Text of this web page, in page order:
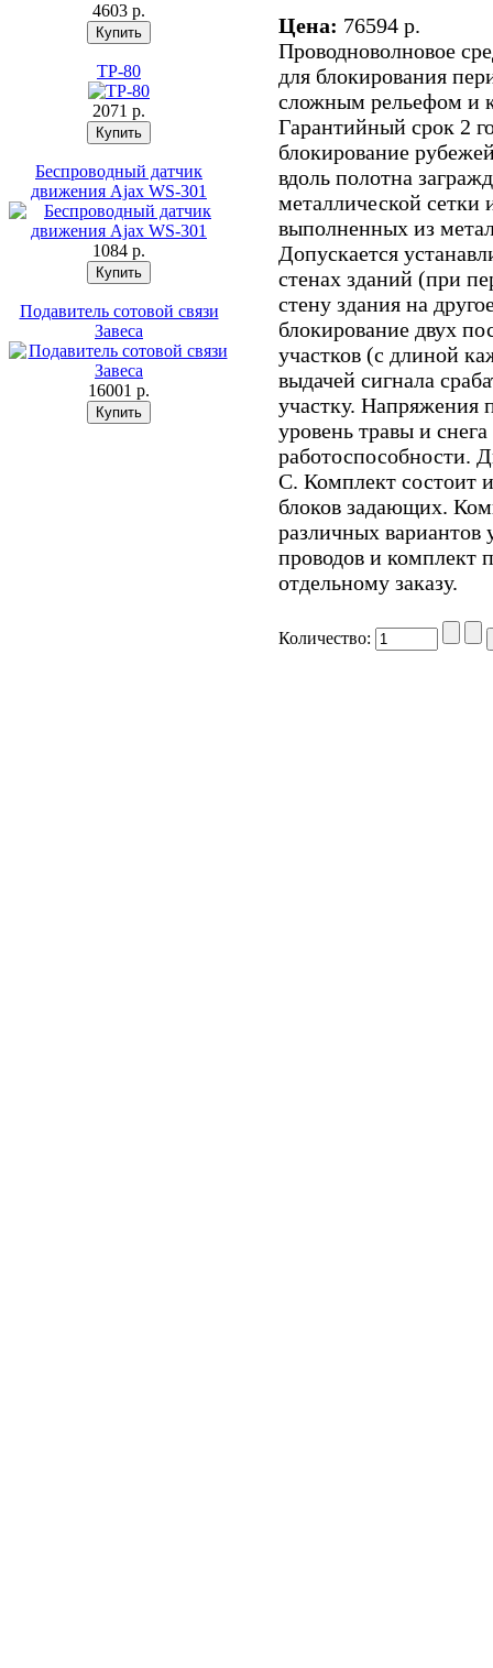
4603 p.
TP-80
2071 p.
Беспроводный датчик
движения Ajax WS-301
1084 p.
Подавитель сотовой связи
Завеса
16001 p.
Цена: 76594 p.
Проводноволновое
для блокирования
сложным рельефом и
Гарантийный срок 2
блокирование
вдоль полотна
металлической сетки
выполненных из
Допускается
стенах зданий (при
стену здания на
блокирование двух
участков (с длиной
выдачей сигнала
участку.
уровень травы и
работоспособности.
С. Комплект состоит
блоков задающих.
различных вариантов
проводов и комплект
отдельному заказу.
Количество: